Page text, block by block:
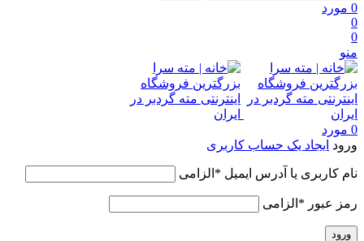
0 مورد
0
0
منو
0 مورد
ورود ایجاد یک حساب کاربری
نام کاربری یا آدرس ایمیل * الزامی
رمز عبور * الزامی
ورود